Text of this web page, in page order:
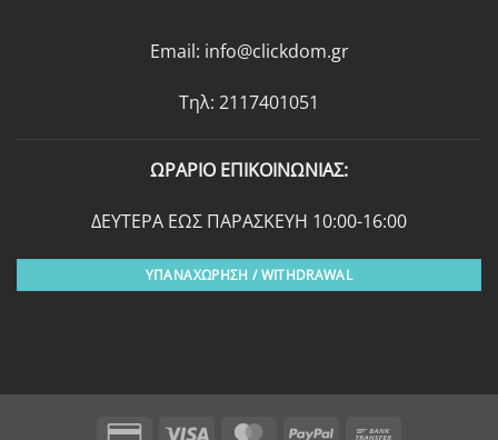
Email: info@clickdom.gr
Τηλ: 2117401051
ΩΡΑΡΙΟ ΕΠΙΚΟΙΝΩΝΙΑΣ:
ΔΕΥΤΕΡΑ ΕΩΣ ΠΑΡΑΣΚΕΥΗ 10:00-16:00
ΥΠΑΝΑΧΩΡΗΣΗ / WITHDRAWAL
Credit Visa MasterCardPayPal